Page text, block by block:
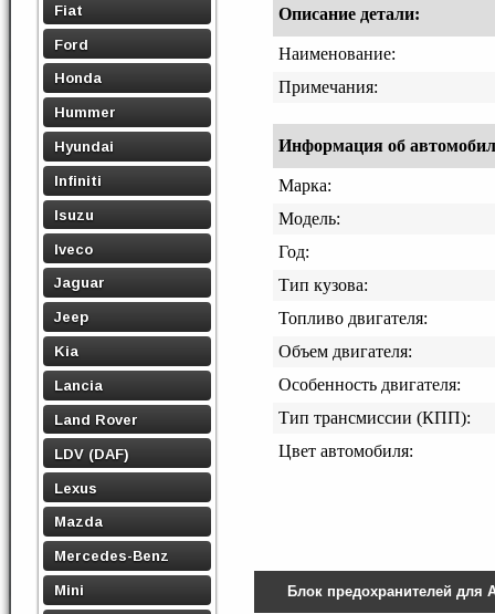
Fiat
Ford
Honda
Hummer
Hyundai
Infiniti
Isuzu
Iveco
Jaguar
Jeep
Kia
Lancia
Land Rover
LDV (DAF)
Lexus
Mazda
Mercedes-Benz
Mini
Описание детали:
Наименование:
Примечания:
Информация об
Марка:
Модель:
Год:
Тип кузова:
Топливо двигателя:
Объем двигателя:
Особенность двигателя:
Тип трансмиссии (КПП):
Цвет автомобиля:
Блок предохранителей